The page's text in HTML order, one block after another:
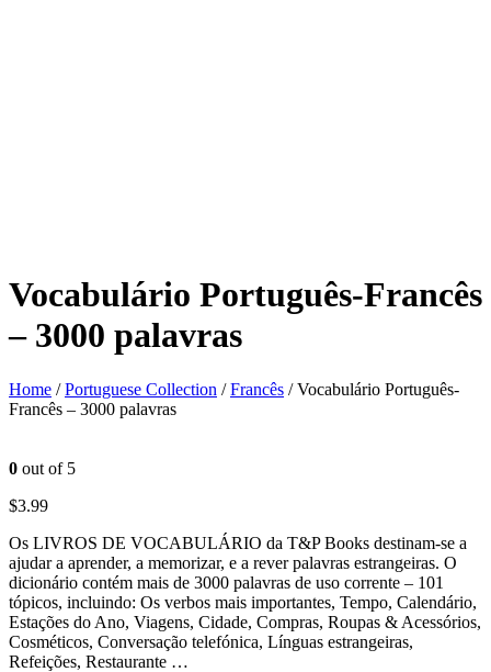
Vocabulário Português-Francês
– 3000 palavras
Home /Portuguese Collection /Francês / Vocabulário Português-
Francês – 3000 palavras
0 out of 5
$3.99
Os LIVROS DE VOCABULÁRIO da T&P Books destinam-se a
ajudar a aprender, a memorizar, e a rever palavras estrangeiras. O
dicionário contém mais de 3000 palavras de uso corrente – 101
tópicos, incluindo: Os verbos mais importantes, Tempo, Calendário,
Estações do Ano, Viagens, Cidade, Compras, Roupas & Acessórios,
Cosméticos, Conversação telefónica, Línguas estrangeiras,
Refeições, Restaurante …